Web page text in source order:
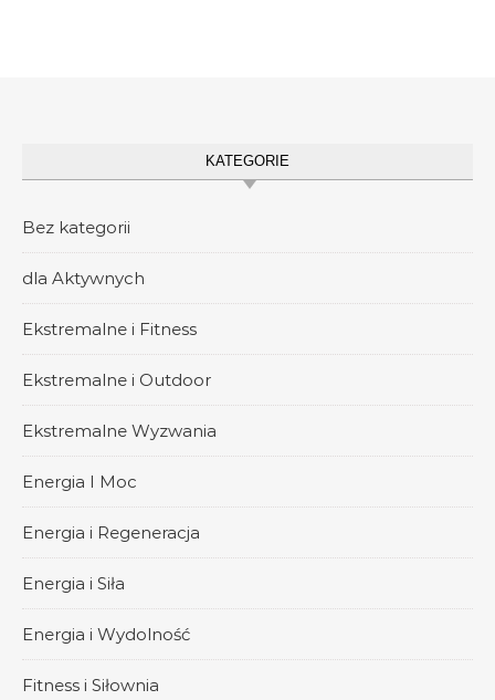
KATEGORIE
Bez kategorii
dla Aktywnych
Ekstremalne i Fitness
Ekstremalne i Outdoor
Ekstremalne Wyzwania
Energia I Moc
Energia i Regeneracja
Energia i Siła
Energia i Wydolność
Fitness i Siłownia